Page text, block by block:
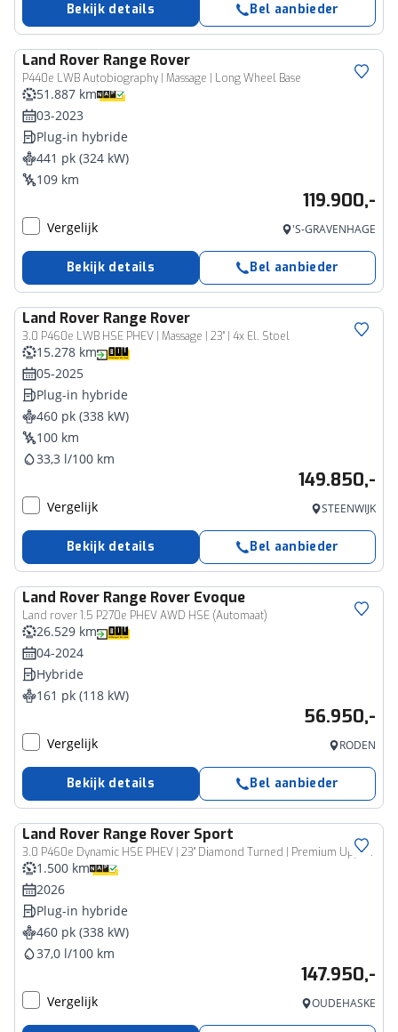
Bekijk details Bel aanbieder
Land Rover Range Rover
P440e LWB Autobiography | Massage | Long Wheel Base
51.887 km
03-2023
Plug-in hybride
441 pk (324 kW)
109 km
119.900,-
Vergelijk 'S-GRAVENHAGE
Bekijk details Bel aanbieder
Land Rover Range Rover
3.0 P460e LWB HSE PHEV | Massage | 23" | 4x El. Stoel
15.278 km
05-2025
Plug-in hybride
460 pk (338 kW)
100 km
33,3 l/100 km
149.850,-
Vergelijk STEENWIJK
Bekijk details Bel aanbieder
Land Rover Range Rover Evoque
Land rover 1.5 P270e PHEV AWD HSE (Automaat)
26.529 km
04-2024
Hybride
161 pk (118 kW)
56.950,-
Vergelijk RODEN
Bekijk details Bel aanbieder
Land Rover Range Rover Sport
3.0 P460e Dynamic HSE PHEV | 23'' Diamond Turned | Premium Upgrade Interior Pack | Towing Pack | Cold Climate Pack
1.500 km
2026
Plug-in hybride
460 pk (338 kW)
37,0 l/100 km
147.950,-
Vergelijk OUDEHASKE